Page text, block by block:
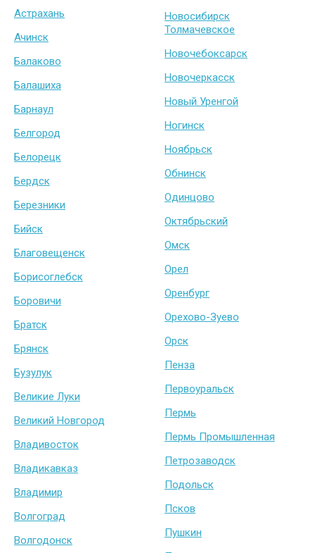
Астрахань
Ачинск
Балаково
Балашиха
Барнаул
Белгород
Белорецк
Бердск
Березники
Бийск
Благовещенск
Борисоглебск
Боровичи
Братск
Брянск
Бузулук
Великие Луки
Великий Новгород
Владивосток
Владикавказ
Владимир
Волгоград
Волгодонск
Новосибирск
Толмачевское
Новочебоксарск
Новочеркасск
Новый Уренгой
Ногинск
Ноябрьск
Обнинск
Одинцово
Октябрьский
Омск
Орел
Оренбург
Орехово-Зуево
Орск
Пенза
Первоуральск
Пермь
Пермь Промышленная
Петрозаводск
Подольск
Псков
Пушкин